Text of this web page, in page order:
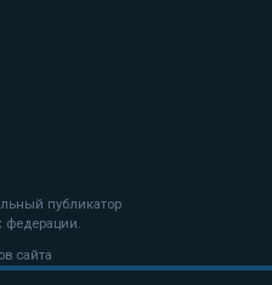
публикатор
федерации.
сайта